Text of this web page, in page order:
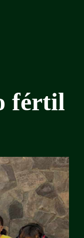
fértil